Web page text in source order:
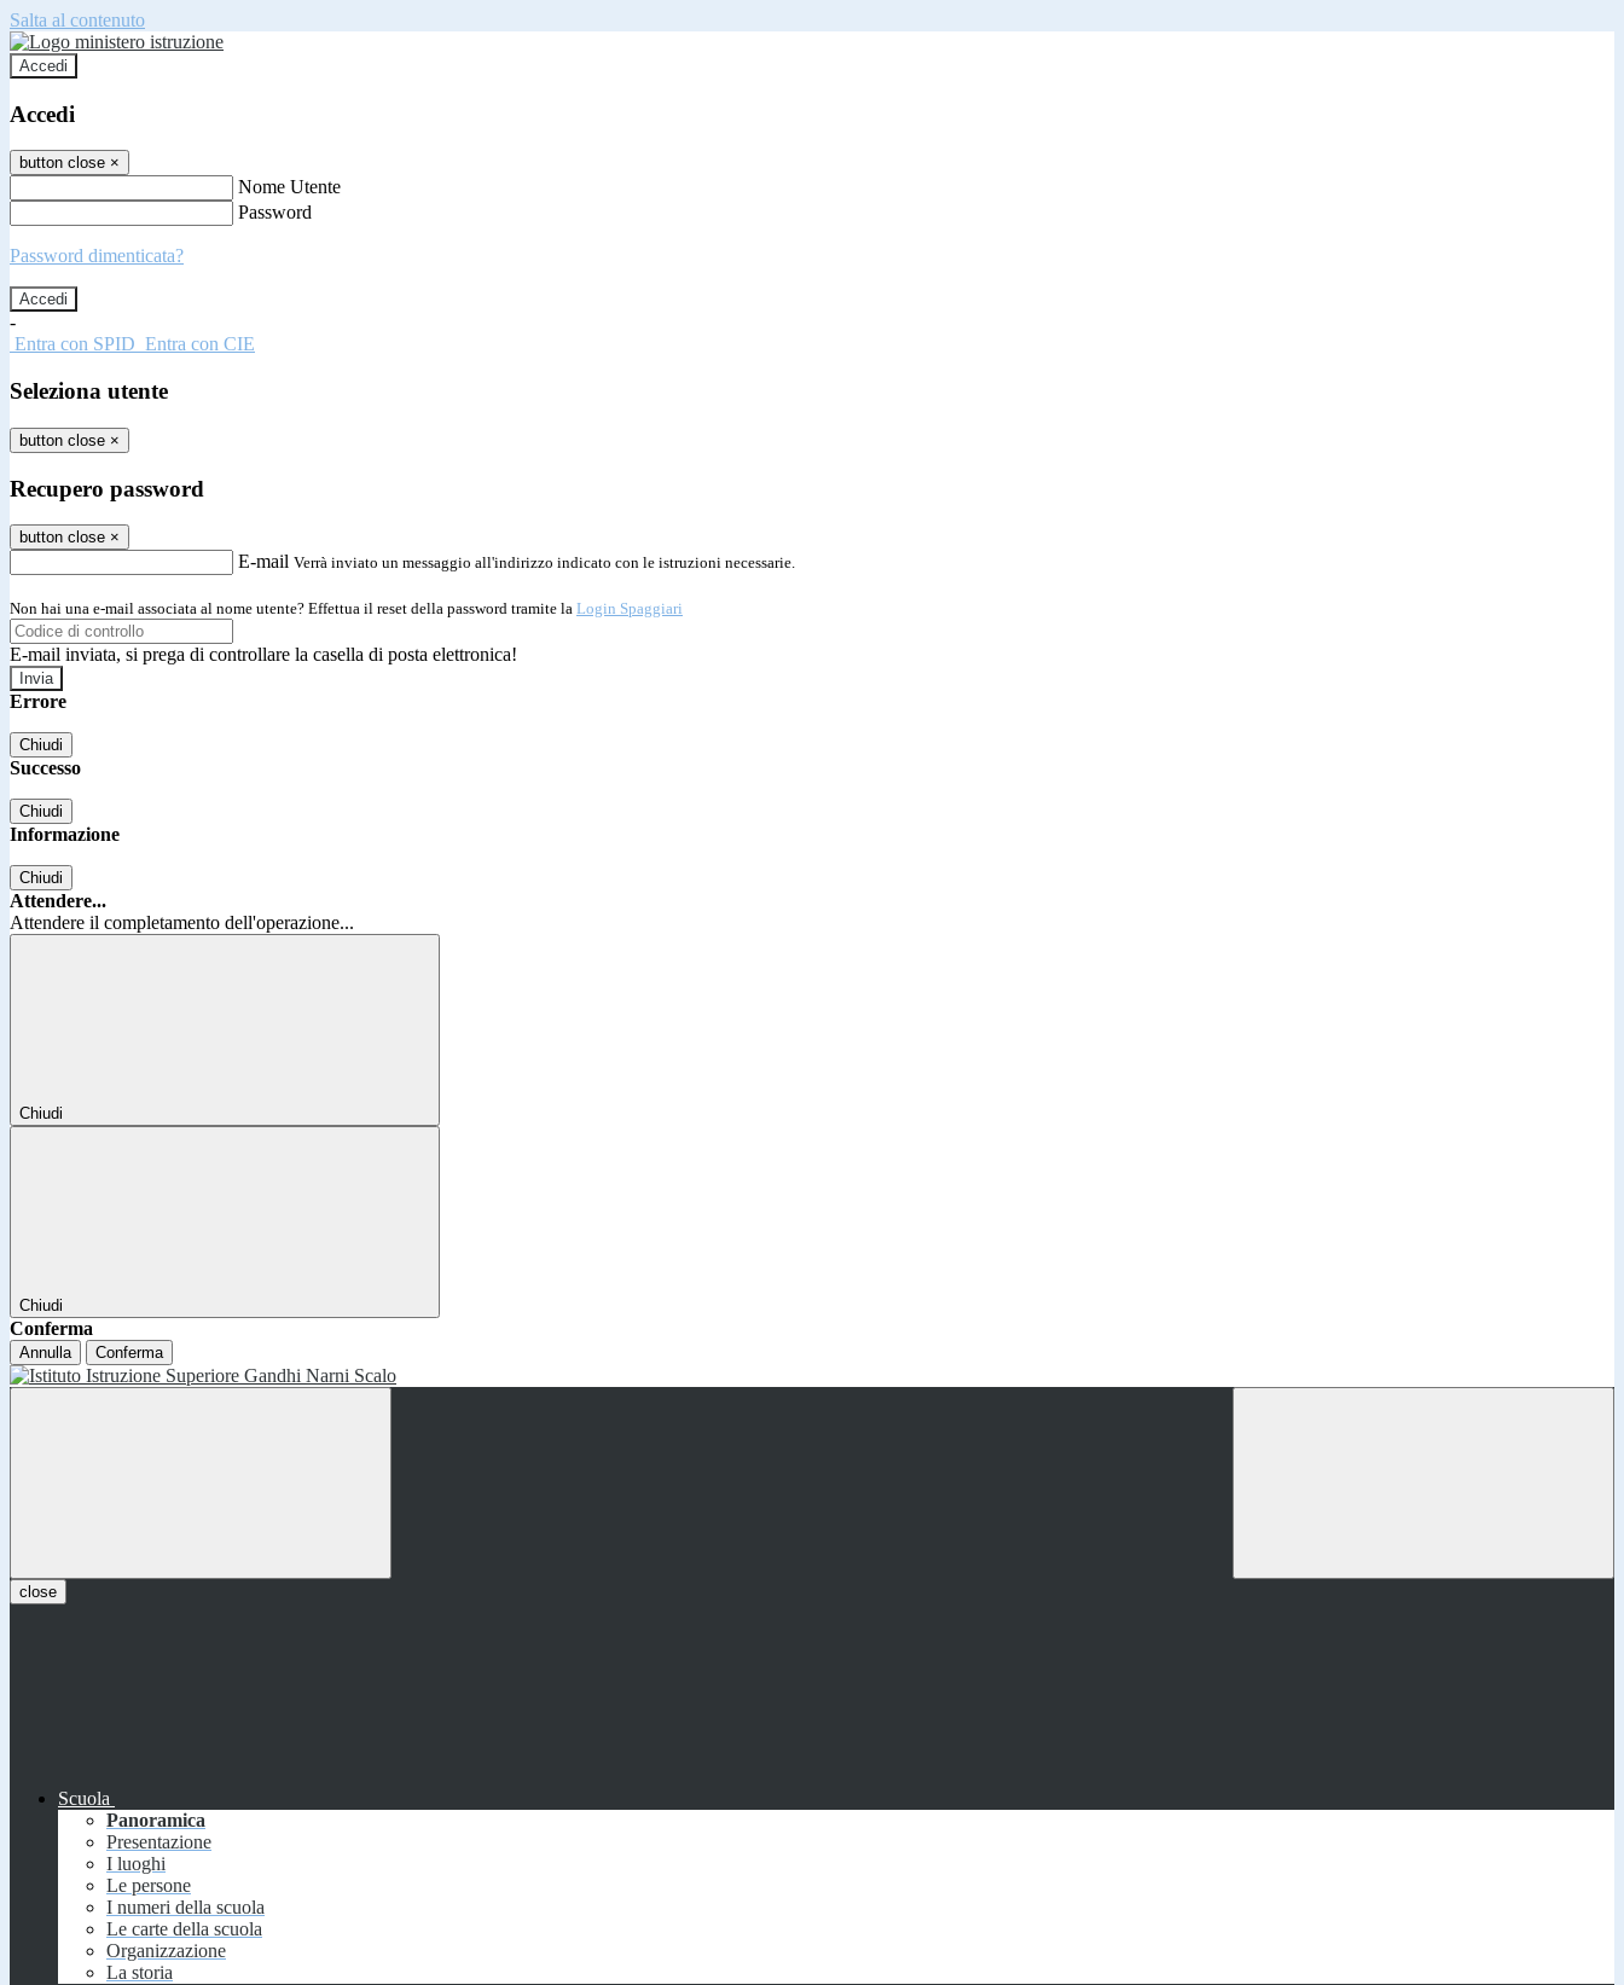
Salta al contenuto
Accedi
Accedi
button close ×
Nome Utente
Password
Password dimenticata?
-
Entra con SPID Entra con CIE
Seleziona utente
button close ×
Recupero password
button close ×
E-mail Verrà inviato un messaggio all'indirizzo indicato con le istruzioni necessarie.
Non hai una e-mail associata al nome utente? Effettua il reset della password tramite la Login Spaggiari
E-mail inviata, si prega di controllare la casella di posta elettronica!
Errore
Chiudi
Successo
Chiudi
Informazione
Chiudi
Attendere...
Attendere il completamento dell'operazione...
Chiudi
Chiudi
Conferma
Annulla Conferma
close
Scuola
Panoramica
Presentazione
I luoghi
Le persone
I numeri della scuola
Le carte della scuola
Organizzazione
La storia